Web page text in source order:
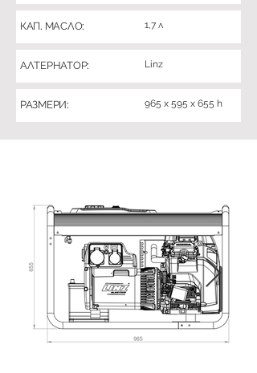
КАП. МАСЛО: 1,7 л
АЛТЕРНАТОР: Linz
РАЗМЕРИ: 965 x 595 x 655 h